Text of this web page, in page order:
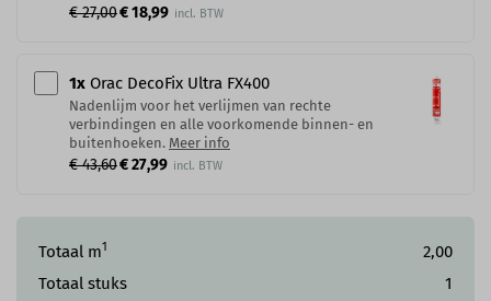
Totaal m1
2,00
Totaal stuks
1
€ 27,00€ 18,99
1x Orac DecoFix Ultra FX400
Nadenlijm voor het verlijmen van rechte
verbindingen en alle voorkomende binnen- en
buitenhoeken. Meer info
€ 43,60€ 27,99